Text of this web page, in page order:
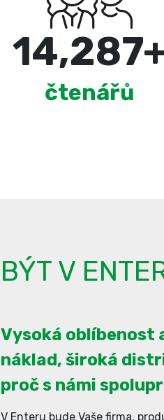
15,000
čtenářů
BÝT V
Vysoká oblíbenost
náklad, široká
proč s námi
V Enteru bude Vaše firma,